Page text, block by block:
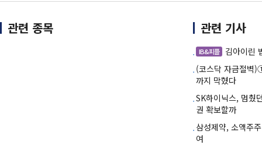
관련 종목 관련 기사
IB&피플
김아이린
(코스닥 자금절벽
까지 막혔다
SK하이닉스, 멈췄
권 확보할까
삼성제약, 소액주
여